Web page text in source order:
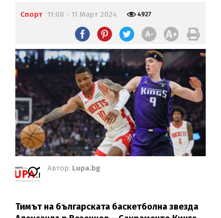
Спорт 11:08 - 11 Март 2024 4927
Автор: Lupa.bg
Тимът на българската баскетболна звезда